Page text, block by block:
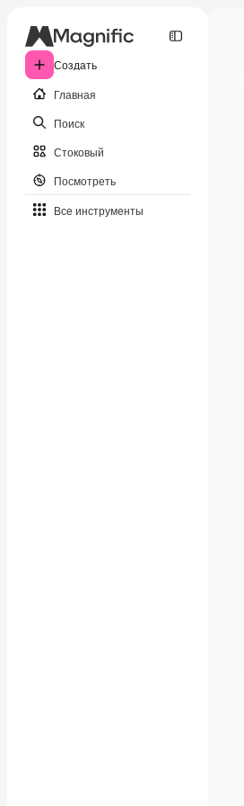
Создать
Главная
Поиск
Стоковый
Посмотреть
Все инструменты